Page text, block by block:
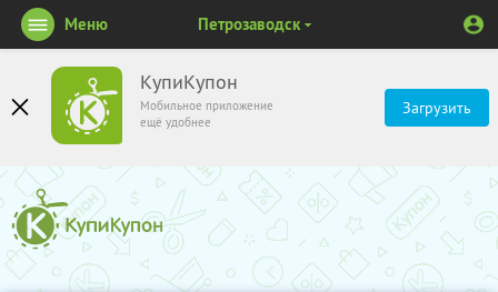
КупиКупон
Мобильное приложение
ещё удобнее
Загрузить
Меню Петрозаводск